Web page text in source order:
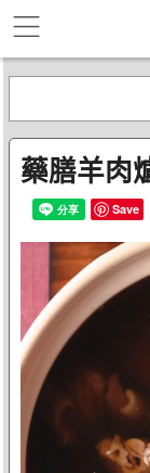
藥膳羊肉
Save